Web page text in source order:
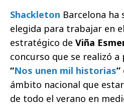
Shackleton Barcelona ha
elegida para trabajar en
estratégico de Viña
concurso que se realizó
“Nos unen mil historias”
ámbito nacional que
de todo el verano en